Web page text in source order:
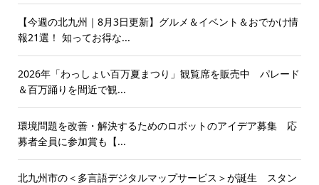
【今週の北九州｜8月3日更新】グルメ＆イベント＆おでかけ情
報21選！ 知ってお得な...
2026年「わっしょい百万夏まつり」観覧席を販売中 パレード
＆百万踊りを間近で観...
環境問題を改善・解決するためのロボットのアイデア募集 応
募者全員に参加賞も【...
北九州市の＜多言語デジタルマップサービス＞が誕生 スタン